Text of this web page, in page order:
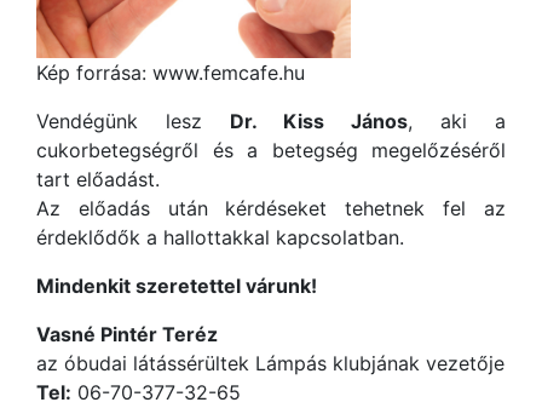
Kép forrása: www.femcafe.hu
Vendégünk lesz Dr. Kiss János, aki a
cukorbetegségről és a betegség megelőzéséről
tart előadást.
Az előadás után kérdéseket tehetnek fel az
érdeklődők a hallottakkal kapcsolatban.
Mindenkit szeretettel várunk!
Vasné Pintér Teréz
az óbudai látássérültek Lámpás klubjának vezetője
Tel: 06-70-377-32-65